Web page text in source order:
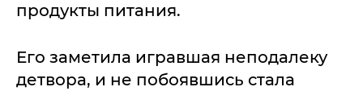
продукты питания.
Его заметила игравшая неподалеку
детвора, и не побоявшись стала